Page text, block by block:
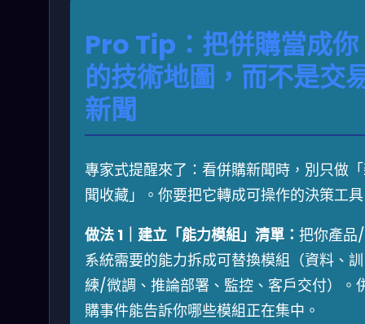
Pro Tip：把併購當成你
的技術地圖，而不是交
新聞
專家式提醒來了：看併購新聞時，別只做
聞收藏」。你要把它轉成可操作的決策工
做法 1｜建立「能力模組」清單： 把你產品/
系統需要的能力拆成可替換模組（資料、訓
練/微調、推論部署、監控、客戶交付）。
購事件能告訴你哪些模組正在集中。